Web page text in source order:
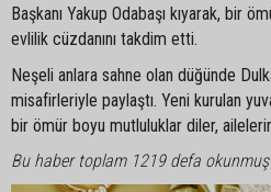
Başkanı Yakup Odabaşı kıyarak, bir
evlilik cüzdanını takdim etti.
Neşeli anlara sahne olan düğünde
misafirleriyle paylaştı. Yeni kurulan
bir ömür boyu mutluluklar diler,
Bu haber toplam 1219 defa